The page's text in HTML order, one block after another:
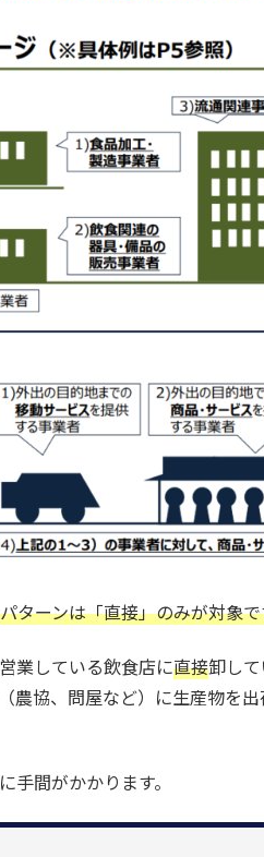
ターンは「直接」のみが対象で
業している飲食店に直接卸し
協、問屋など）に生産物を出
間がかかります。